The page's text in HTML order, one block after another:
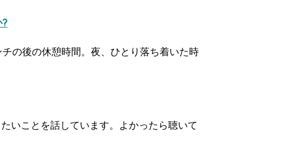
?
の後の休憩時間。夜、ひとり落ち着いた時
いことを話しています。よかったら聴いて